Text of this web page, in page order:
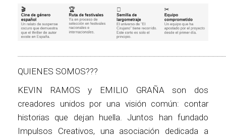
QUIENES SOMOS???
KEVIN RAMOS y EMILIO GRAÑA son dos
creadores unidos por una visión común: contar
historias que dejan huella. Juntos han fundado
Impulsos Creativos, una asociación dedicada a